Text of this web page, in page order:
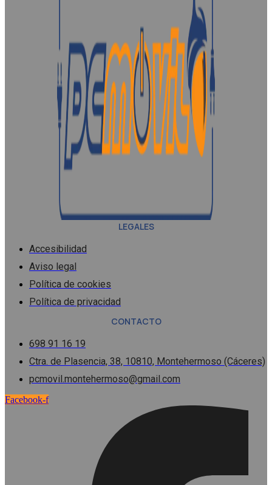
LEGALES
Accesibilidad
Aviso legal
Política de cookies
Política de privacidad
CONTACTO
698 91 16 19
Ctra. de Plasencia, 38, 10810, Montehermoso (Cáceres)
pcmovil.montehermoso@gmail.com
Facebook-f